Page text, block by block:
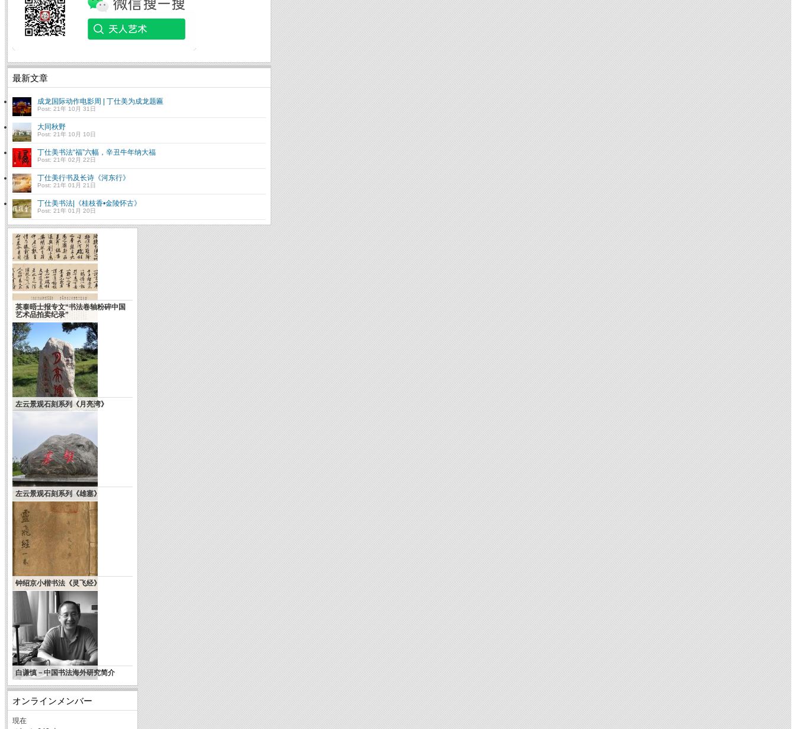
最新文章
成龙国际动作电影周 | 丁仕美为成龙题匾
Post: 21年 10月 31日
大同秋野
Post: 21年 10月 10日
丁仕美书法“福”六幅，辛丑牛年纳大福
Post: 21年 02月 22日
丁仕美行书及长诗《河东行》
Post: 21年 01月 21日
丁仕美书法|《桂枝香•金陵怀古》
Post: 21年 01月 20日
英泰晤士报专文“书法卷轴粉碎中国
艺术品拍卖纪录”
左云景观石刻系列《月亮湾》
左云景观石刻系列《雄塞》
钟绍京小楷书法《灵飞经》
白谦慎－中国书法海外研究简介
オンラインメンバー
現在